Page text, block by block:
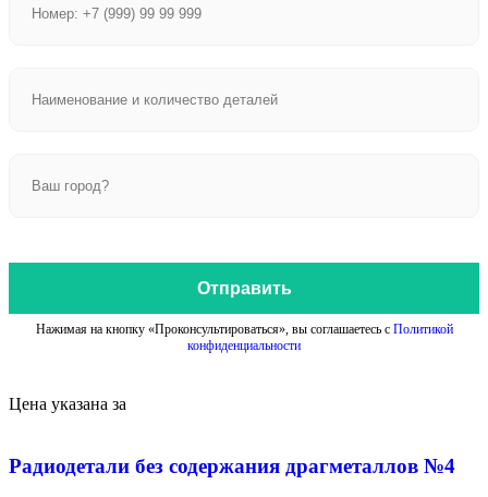
Отправить
Нажимая на кнопку «Проконсультироваться», вы соглашаетесь с Политикой
конфиденциальности
Цена указана за
Радиодетали без содержания драгметаллов №4